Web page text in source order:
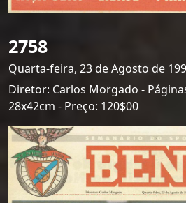
2758
Quarta-feira, 23 de Agosto de
Diretor: Carlos Morgado -
28x42cm - Preço: 120$00